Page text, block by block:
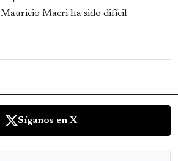
Mauricio Macri ha sido difícil
Síganos en X